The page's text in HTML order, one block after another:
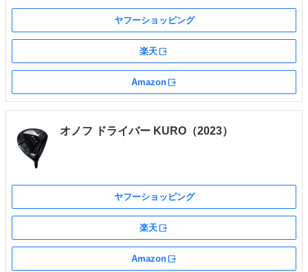
ヤフーショッピング
楽天
Amazon
オノフ ドライバー KURO（2023）
ヤフーショッピング
楽天
Amazon